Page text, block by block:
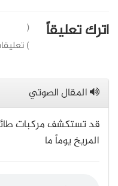
اترك تعليقاً
(
)
المقال الصوتي
قد تستكشف مركبات
المريخ يوماً ما